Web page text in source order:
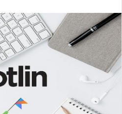
d
a
n
e
m
a
i